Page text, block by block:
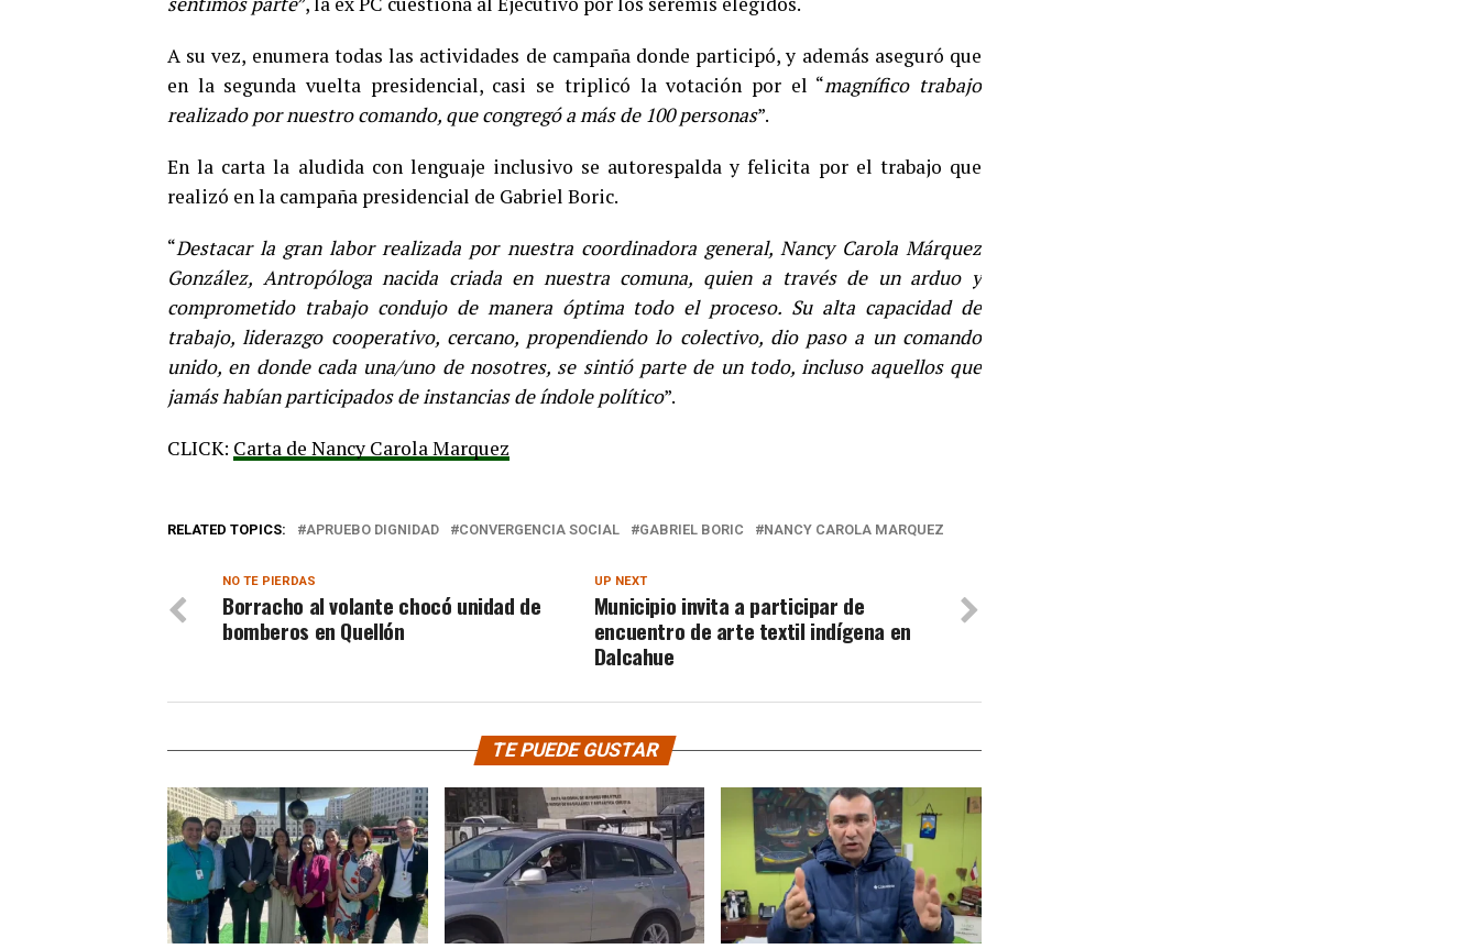
A su vez, enumera todas las actividades de campaña donde participó, y además aseguró que
en la segunda vuelta presidencial, casi se triplicó la votación por el “magnífico trabajo
realizado por nuestro comando, que congregó a más de 100 personas”.
En la carta la aludida con lenguaje inclusivo se autorespalda y felicita por el trabajo que
realizó en la campaña presidencial de Gabriel Boric.
“Destacar la gran labor realizada por nuestra coordinadora general, Nancy Carola Márquez
González, Antropóloga nacida criada en nuestra comuna, quien a través de un arduo y
comprometido trabajo condujo de manera óptima todo el proceso. Su alta capacidad de
trabajo, liderazgo cooperativo, cercano, propendiendo lo colectivo, dio paso a un comando
unido, en donde cada una/uno de nosotres, se sintió parte de un todo, incluso aquellos que
jamás habían participados de instancias de índole político”.
CLICK: Carta de Nancy Carola Marquez
RELATED TOPICS: APRUEBO DIGNIDAD CONVERGENCIA SOCIAL GABRIEL BORIC NANCY CAROLA MARQUEZ
UP NEXT
Municipio invita a participar de
encuentro de arte textil indígena en
Dalcahue
NO TE PIERDAS
Borracho al volante chocó unidad de
bomberos en Quellón
TE PUEDE GUSTAR